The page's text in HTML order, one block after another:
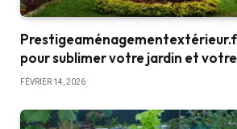
pour sublimer votre jardin et
FÉVRIER 14, 2026